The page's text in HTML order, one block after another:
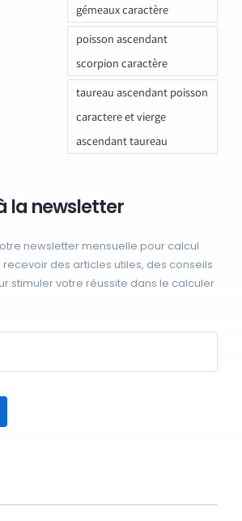
gémeaux caractère
poisson ascendant
scorpion caractère
taureau ascendant poisson
caractere et vierge
ascendant taureau
la newsletter
newsletter mensuelle pour calcul
des articles utiles, des conseils
stimuler votre réussite dans le calculer